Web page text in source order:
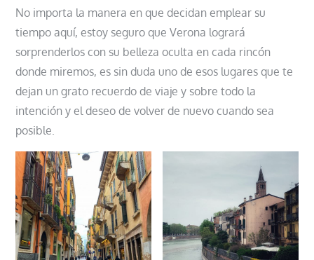
No importa la manera en que decidan emplear su
tiempo aquí, estoy seguro que Verona logrará
sorprenderlos con su belleza oculta en cada rincón
donde miremos, es sin duda uno de esos lugares que te
dejan un grato recuerdo de viaje y sobre todo la
intención y el deseo de volver de nuevo cuando sea
posible.